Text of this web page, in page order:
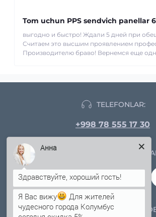
Tom uchun PPS sendvich panellar
выгодно и быстро! Ждали 5 дней при
Считаем это высшим проявлением
Производителю браво! Вернемся еще
TELEFONLAR:
+998 78 555 17 30
IJTIMOIY
YANGILIKLAR VA AKSIYALARGA
Анна
Я Вас вижу
Для жителей
чудесного города Колумбус